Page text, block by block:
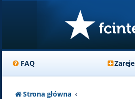
FAQ
Strona główna